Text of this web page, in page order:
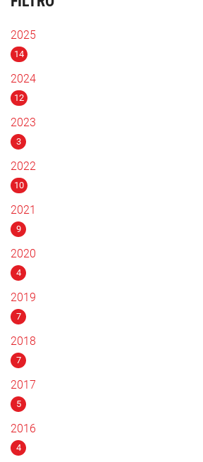
2025
14
2024
12
2023
3
2022
10
2021
9
2020
4
2019
7
2018
7
2017
5
2016
4